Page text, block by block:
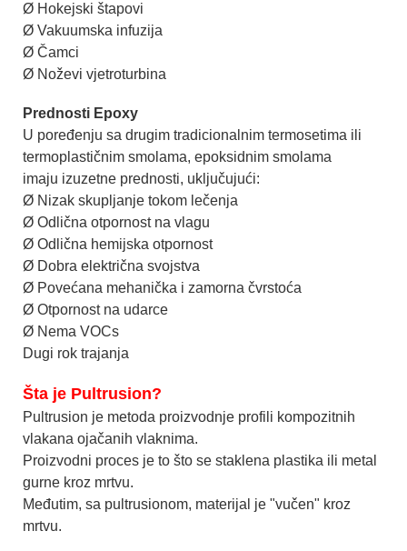
Ø Hokejski štapovi
Ø Vakuumska infuzija
Ø Čamci
Ø Noževi vjetroturbina
Prednosti Epoxy
U poređenju sa drugim tradicionalnim termosetima ili
termoplastičnim smolama, epoksidnim smolama
imaju izuzetne prednosti, uključujući:
Ø Nizak skupljanje tokom lečenja
Ø Odlična otpornost na vlagu
Ø Odlična hemijska otpornost
Ø Dobra električna svojstva
Ø Povećana mehanička i zamorna čvrstoća
Ø Otpornost na udarce
Ø Nema VOCs
Dugi rok trajanja
Šta je Pultrusion?
Pultrusion je metoda proizvodnje profili kompozitnih
vlakana ojačanih vlaknima.
Proizvodni proces je to što se staklena plastika ili metal
gurne kroz mrtvu.
Međutim, sa pultrusionom, materijal je "vučen" kroz
mrtvu.